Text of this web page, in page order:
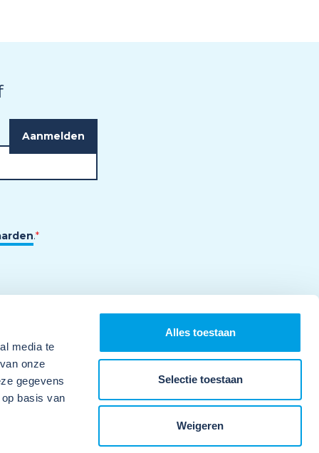
media te
onze
gegevens
basis van
Alles toestaan
Selectie toestaan
Weigeren
.*